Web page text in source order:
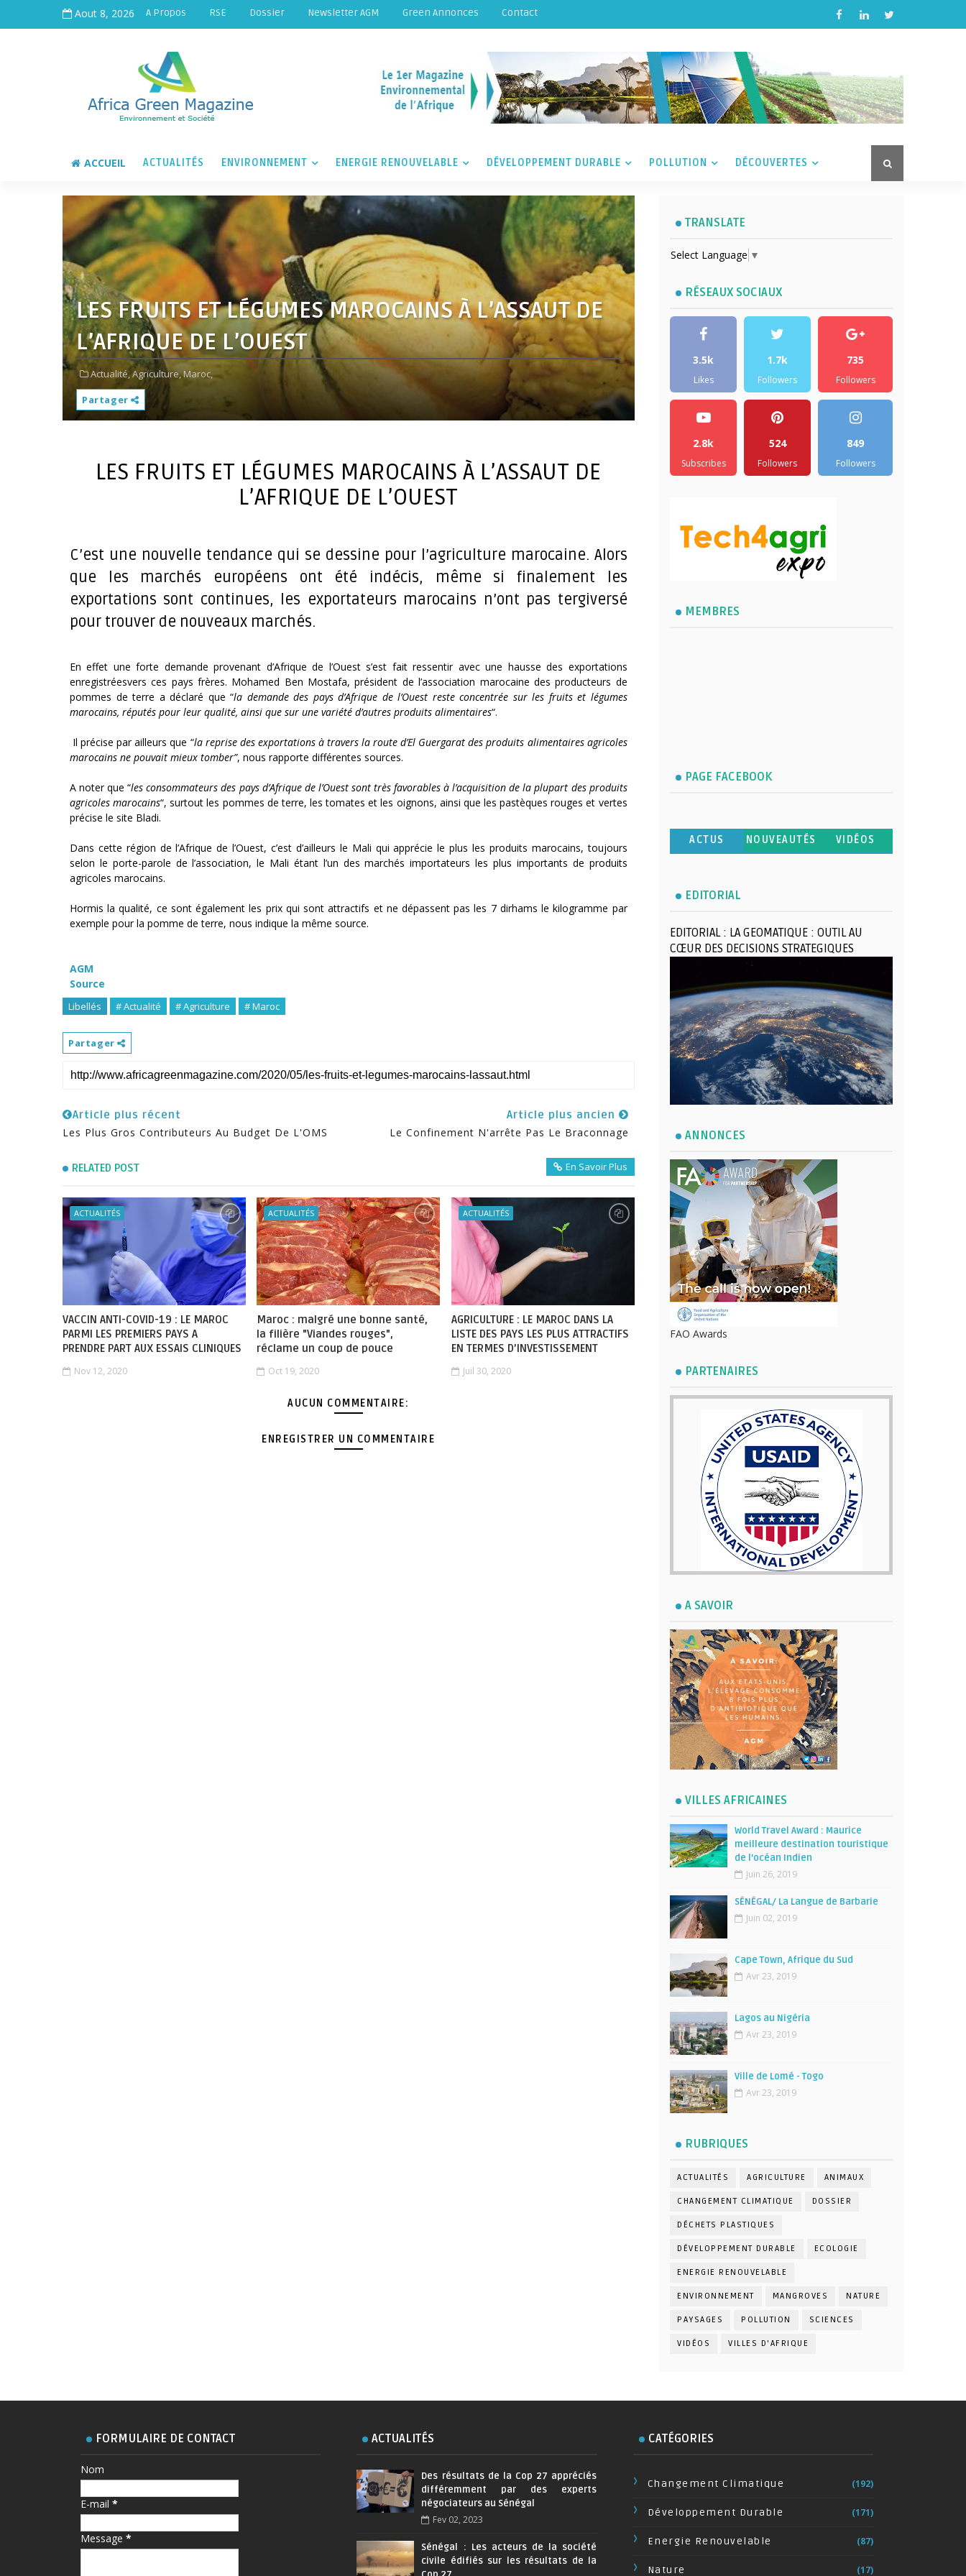
Aout 8, 2026 A Propos RSE Dossier Newsletter AGM Green Annonces Contact
ACCUEIL ACTUALITÉS ENVIRONNEMENT ENERGIE RENOUVELABLE DÉVELOPPEMENT DURABLE POLLUTION DÉCOUVERTES
LES FRUITS ET LÉGUMES MAROCAINS À L’ASSAUT DE
L’AFRIQUE DE L’OUEST
Actualité,Agriculture,Maroc,
Partager
LES FRUITS ET LÉGUMES MAROCAINS À L’ASSAUT DE
L’AFRIQUE DE L’OUEST
C’est une nouvelle tendance qui se dessine pour l’agriculture marocaine. Alors
que les marchés européens ont été indécis, même si finalement les
exportations sont continues, les exportateurs marocains n’ont pas tergiversé
pour trouver de nouveaux marchés.
En effet une forte demande provenant d’Afrique de l’Ouest s’est fait ressentir avec une hausse des exportations
enregistréesvers ces pays frères. Mohamed Ben Mostafa, président de l’association marocaine des producteurs de
pommes de terre a déclaré que “la demande des pays d’Afrique de l’Ouest reste concentrée sur les fruits et légumes
marocains, réputés pour leur qualité, ainsi que sur une variété d’autres produits alimentaires“.
Il précise par ailleurs que “la reprise des exportations à travers la route d’El Guergarat des produits alimentaires agricoles
marocains ne pouvait mieux tomber”, nous rapporte différentes sources.
A noter que “les consommateurs des pays d’Afrique de l’Ouest sont très favorables à l’acquisition de la plupart des produits
agricoles marocains“, surtout les pommes de terre, les tomates et les oignons, ainsi que les pastèques rouges et vertes
précise le site Bladi.
Dans cette région de l’Afrique de l’Ouest, c’est d’ailleurs le Mali qui apprécie le plus les produits marocains, toujours
selon le porte-parole de l’association, le Mali étant l’un des marchés importateurs les plus importants de produits
agricoles marocains.
Hormis la qualité, ce sont également les prix qui sont attractifs et ne dépassent pas les 7 dirhams le kilogramme par
exemple pour la pomme de terre, nous indique la même source.
AGM
Source
Libellés # Actualité # Agriculture # Maroc
Partager
Article plus récent
Les Plus Gros Contributeurs Au Budget De L'OMS
Article plus ancien
Le Confinement N'arrête Pas Le Braconnage
RELATED POST En Savoir Plus
ACTUALITÉS
VACCIN ANTI-COVID-19 : LE MAROC
PARMI LES PREMIERS PAYS A
PRENDRE PART AUX ESSAIS CLINIQUES
Nov 12, 2020
ACTUALITÉS
Maroc : malgré une bonne santé,
la filière "Viandes rouges",
réclame un coup de pouce
Oct 19, 2020
ACTUALITÉS
AGRICULTURE : LE MAROC DANS LA
LISTE DES PAYS LES PLUS ATTRACTIFS
EN TERMES D’INVESTISSEMENT
Juil 30, 2020
AUCUN COMMENTAIRE:
ENREGISTRER UN COMMENTAIRE
TRANSLATE
Select Language ▼
RÉSEAUX SOCIAUX
3.5k
Likes
1.7k
Followers
735
Followers
2.8k
Subscribes
524
Followers
849
Followers
MEMBRES
PAGE FACEBOOK
ACTUS NOUVEAUTÉS VIDÉOS
EDITORIAL
EDITORIAL : LA GEOMATIQUE : OUTIL AU
CŒUR DES DECISIONS STRATEGIQUES
ANNONCES
FAO Awards
PARTENAIRES
A SAVOIR
VILLES AFRICAINES
World Travel Award : Maurice
meilleure destination touristique
de l’océan Indien
Juin 26, 2019
SÉNÉGAL/ La Langue de Barbarie
Juin 02, 2019
Cape Town, Afrique du Sud
Avr 23, 2019
Lagos au Nigéria
Avr 23, 2019
Ville de Lomé - Togo
Avr 23, 2019
RUBRIQUES
ACTUALITÉS AGRICULTURE ANIMAUX
CHANGEMENT CLIMATIQUE DOSSIER
DÉCHETS PLASTIQUES
DÉVELOPPEMENT DURABLE ECOLOGIE
ENERGIE RENOUVELABLE
ENVIRONNEMENT MANGROVES NATURE
PAYSAGES POLLUTION SCIENCES
VIDÉOS VILLES D'AFRIQUE
FORMULAIRE DE CONTACT
Nom
E-mail *
Message *
ACTUALITÉS
Des résultats de la Cop 27 appréciés
différemment par des experts
négociateurs au Sénégal
Fev 02, 2023
Sénégal : Les acteurs de la société
civile édifiés sur les résultats de la
CATÉGORIES
Changement Climatique (192)
Développement Durable (171)
Energie Renouvelable (87)
Nature (17)